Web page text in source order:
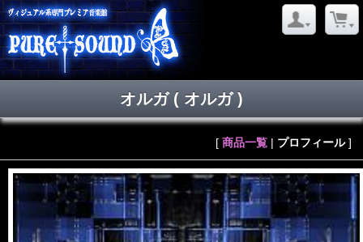
オルガ( オルガ )
[ 商品一覧 | プロフィール]